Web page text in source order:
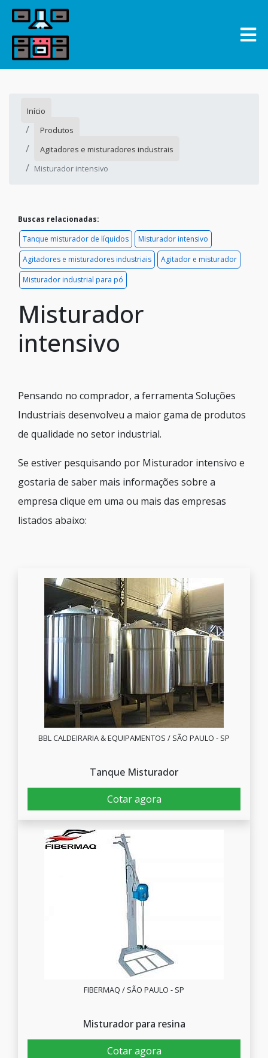
Início
Produtos
Agitadores e misturadores industrais
Misturador intensivo
Buscas relacionadas:
Tanque misturador de líquidos
Misturador intensivo
Agitadores e misturadores industriais
Agitador e misturador
Misturador industrial para pó
Misturador
intensivo
Pensando no comprador, a ferramenta Soluções
Industriais desenvolveu a maior gama de produtos
de qualidade no setor industrial.
Se estiver pesquisando por Misturador intensivo e
gostaria de saber mais informações sobre a
empresa clique em uma ou mais das empresas
listados abaixo:
BBL CALDEIRARIA & EQUIPAMENTOS / SÃO PAULO - SP
Tanque Misturador
Cotar agora
FIBERMAQ / SÃO PAULO - SP
Misturador para resina
Cotar agora